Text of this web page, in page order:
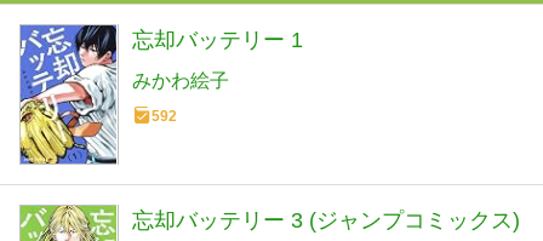
忘却バッテリー 1
みかわ絵子
592
忘却バッテリー 3 (ジャンプコミックス)